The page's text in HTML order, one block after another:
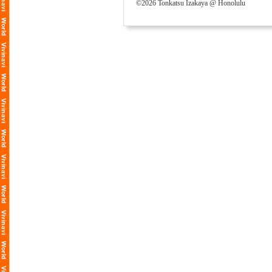
©2026 Tonkatsu Izakaya @ Honolulu